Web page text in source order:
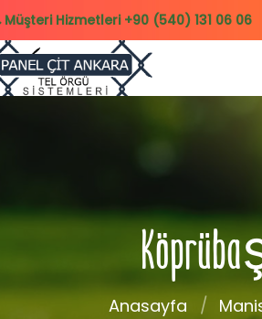
Müşteri Hizmetleri +90 (540) 131 06 06
Anasayfa